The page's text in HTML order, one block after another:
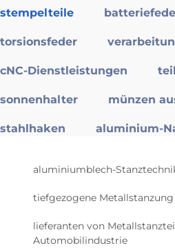
stempelteile
torsionsfeder
cNC-Dienstleistungen
sonnenhalter münzen
stahlhaken aluminium-
aluminiumblech-
tiefgezogene Metallstanzung
lieferanten von
Automobilindustrie